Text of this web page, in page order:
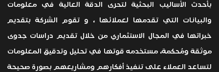
بأحدث الأساليب البحثية لتحرى الدقة العالية في معلومات
والبيانات التي تقدمها لعملائها ، و تقوم الشركة بتقديم
خبراتها في المجال الاستثماري من خلال تقديم دراسات جدوى
موثقة ومُحكمة، مستخدمه قوتها في تحليل وتدقيق المعلومات
لتساعد العملاء على تنفيذ أفكارهم ومشاريعهم بصورة صحيحة